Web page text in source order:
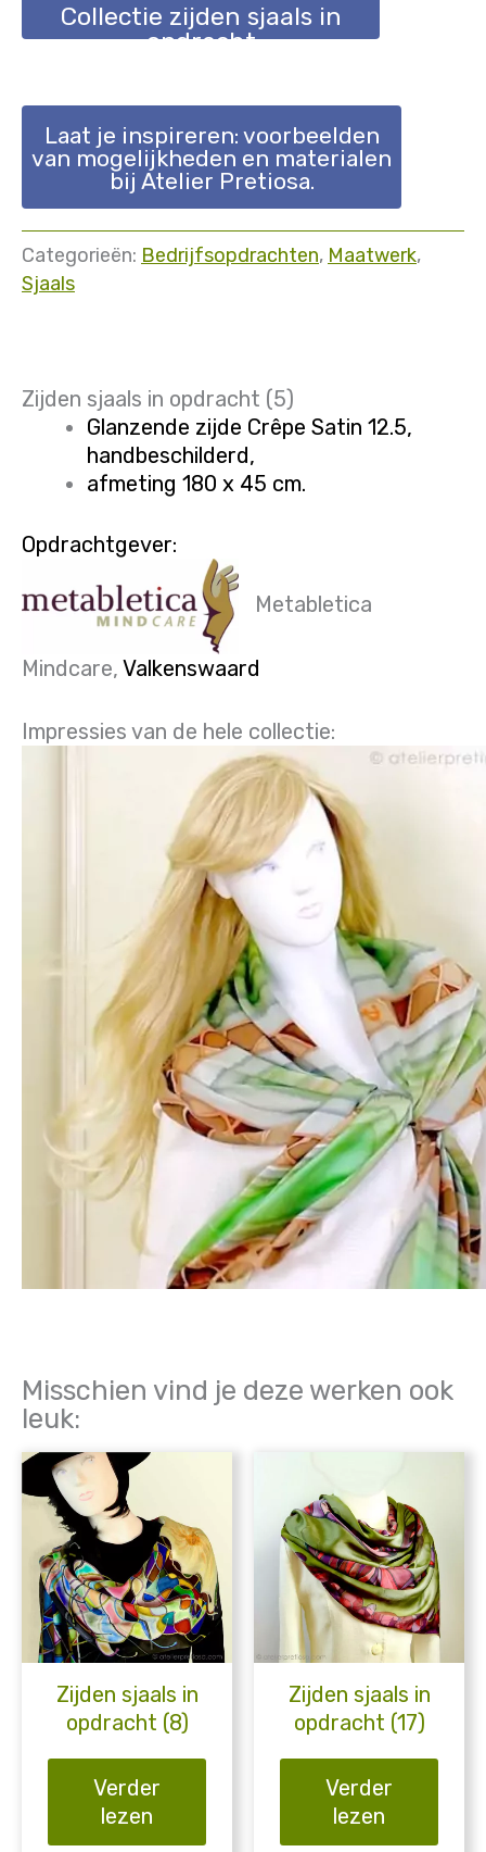
Collectie zijden sjaals in
opdracht
Laat je inspireren: voorbeelden
van mogelijkheden en materialen
bij Atelier Pretiosa.
Categorieën: Bedrijfsopdrachten, Maatwerk,
Sjaals
Zijden sjaals in opdracht (5)
Glanzende zijde Crêpe Satin 12.5,
handbeschilderd,
afmeting 180 x 45 cm.
Opdrachtgever:
Metabletica
Mindcare, Valkenswaard
Impressies van de hele collectie:
Misschien vind je deze werken ook
leuk:
Zijden sjaals in
opdracht (8)
Verder
lezen
Zijden sjaals in
opdracht (17)
Verder
lezen